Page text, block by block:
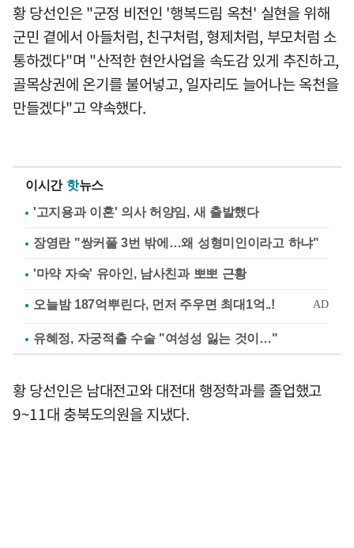
황 당선인은 "군정 비전인 '행복드림 옥천' 실현을 위해
군민 곁에서 아들처럼, 친구처럼, 형제처럼, 부모처럼 소
통하겠다"며 "산적한 현안사업을 속도감 있게 추진하고,
골목상권에 온기를 불어넣고, 일자리도 늘어나는 옥천을
만들겠다"고 약속했다.
이시간 핫뉴스
'고지용과 이혼' 의사 허양임, 새 출발했다
장영란 "쌍커풀 3번 밖에…왜 성형미인이라고 하냐"
'마약 자숙' 유아인, 남사친과 뽀뽀 근황
유혜정, 자궁적출 수술 "여성성 잃는 것이…"
황 당선인은 남대전고와 대전대 행정학과를 졸업했고
9~11대 충북도의원을 지냈다.